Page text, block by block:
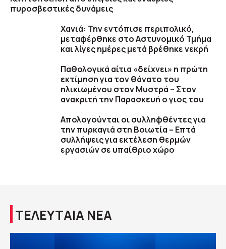
πυροσβεστικές δυνάμεις
Χανιά: Την εντόπισε περιπολικό,
μεταφέρθηκε στο Αστυνομικό Τμήμα
και λίγες ημέρες μετά βρέθηκε νεκρή
Παθολογικά αίτια «δείχνει» η πρώτη
εκτίμηση για τον θάνατο του
ηλικιωμένου στον Μυστρά – Στον
ανακριτή την Παρασκευή ο γιος του
Απολογούνται οι συλληφθέντες για
την πυρκαγιά στη Βοιωτία – Επτά
συλλήψεις για εκτέλεση θερμών
εργασιών σε υπαίθριο χώρο
ΤΕΛΕΥΤΑΙΑ ΝΕΑ